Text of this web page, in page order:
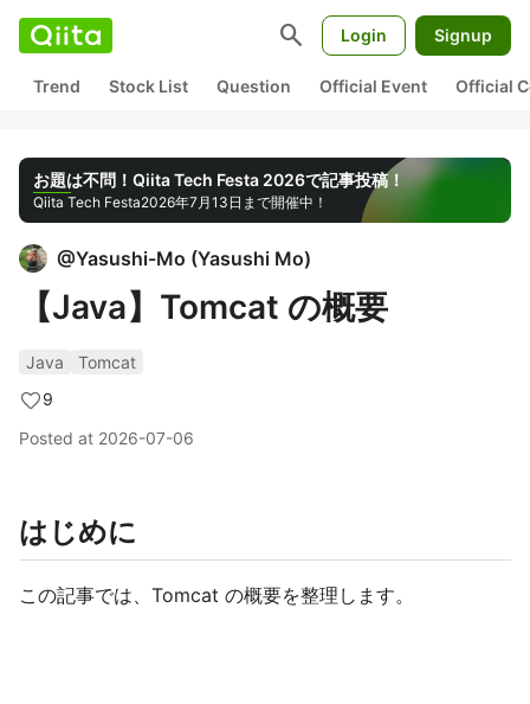
search Login Signup
Trend Stock List Question Official Event Official
お題は不問！Qiita Tech Festa 2026で記事投稿！
Qiita Tech Festa2026年7月13日まで開催中！
@Yasushi-Mo (Yasushi Mo)
【Java】Tomcat の概要
Java
Tomcat
9
Posted at 2026-07-06
はじめに
この記事では、Tomcat の概要を整理します。